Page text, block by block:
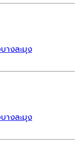
างละมุง
างละมุง